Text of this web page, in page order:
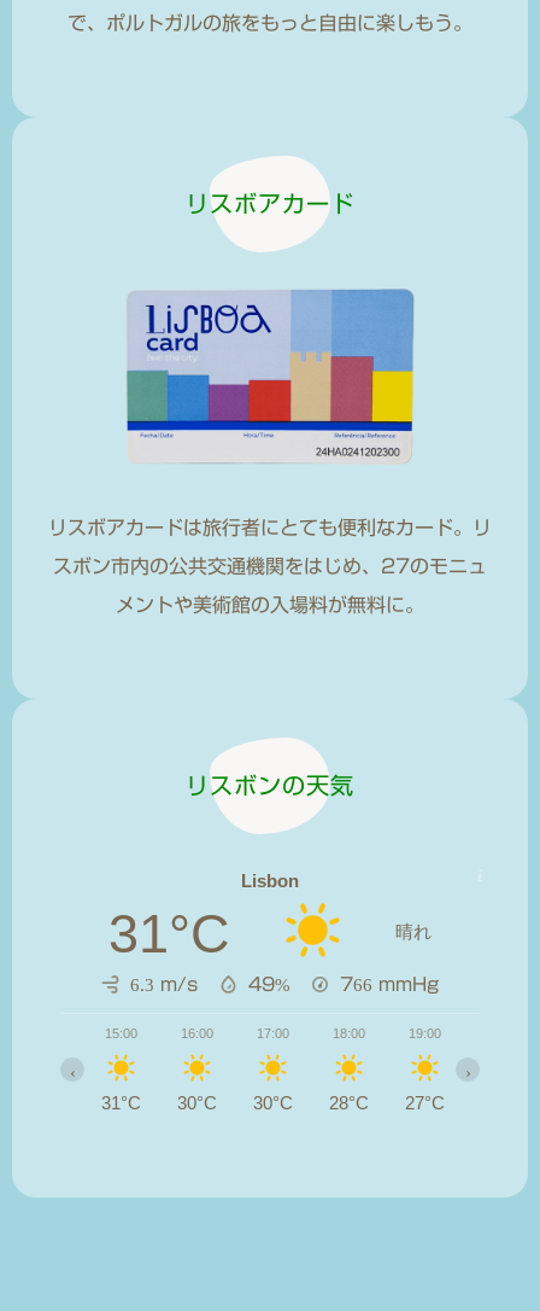
で、ポルトガルの旅をもっと自由に楽しもう。
リスボアカード
リスボアカードは旅行者にとても便利なカード。リ
スボン市内の公共交通機関をはじめ、27のモニュ
メントや美術館の入場料が無料に。
リスボンの天気
Lisbon
31°C 晴れ
6.3 m/s 49% 766 mmHg
15:00
31°C
16:00
30°C
17:00
30°C
18:00
28°C
19:00
27°C
‹ ›